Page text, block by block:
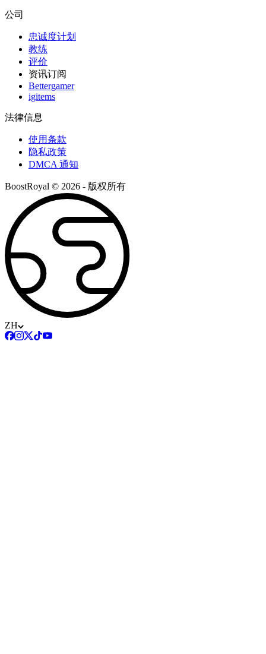
公司
忠诚度计划
教练
评价
资讯订阅
Bettergamer
igitems
法律信息
使用条款
隐私政策
DMCA 通知
BoostRoyal © 2026 - 版权所有
ZH